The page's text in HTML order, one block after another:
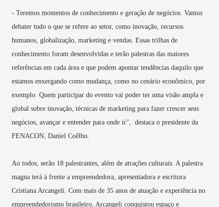
- Teremos momentos de conhecimento e geração de negócios. Vamos
debater tudo o que se refere ao setor, como inovação, recursos
humanos, globalização, marketing e vendas. Essas trilhas de
conhecimento foram desenvolvidas e terão palestras das maiores
referências em cada área e que podem apontar tendências daquilo que
estamos enxergando como mudança, como no cenário econômico, por
exemplo. Quem participar do evento vai poder ter uma visão ampla e
global sobre inovação, técnicas de marketing para fazer crescer seus
negócios, avançar e entender para onde ir", destaca o presidente da
FENACON, Daniel Coêlho.
Ao todos, serão 18 palestrantes, além de atrações culturais. A palestra
magna terá à frente a empreendedora, apresentadora e escritora
Cristiana Arcangeli. Com mais de 35 anos de atuação e experiência no
empreendedorismo brasileiro, Arcangeli conquistou espaço e